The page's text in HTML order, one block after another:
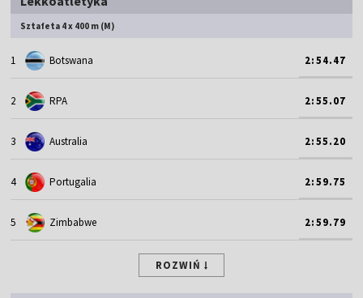
Sztafeta 4 x 400 m (M)
1 Botswana 2:54.47
2 RPA 2:55.07
3 Australia 2:55.20
4 Portugalia 2:59.75
5 Zimbabwe 2:59.79
ROZWIŃ